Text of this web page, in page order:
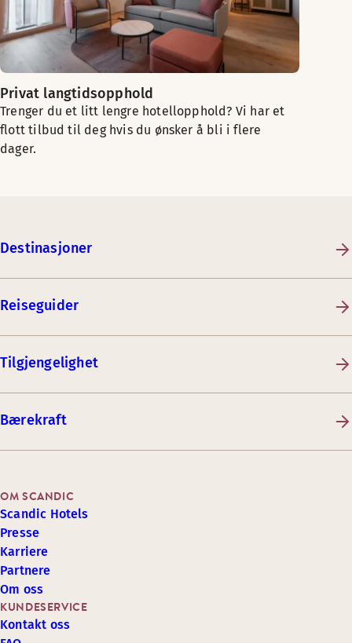
Privat langtidsopphold
Trenger du et litt lengre hotellopphold? Vi har et
flott tilbud til deg hvis du ønsker å bli i flere
dager.
Destinasjoner
Reiseguider
Tilgjengelighet
Bærekraft
KUNDESERVICE
Kontakt oss
OM SCANDIC
Scandic Hotels
Presse
Karriere
Partnere
Om oss